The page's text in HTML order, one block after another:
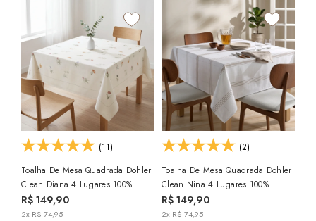
(11)
Toalha De Mesa Quadrada Dohler
Clean Diana 4 Lugares 100%
Algodão 1,60m X 1,60m
R$ 149,90
2x R$ 74,95
(2)
Toalha De Mesa Quadrada Dohler
Clean Nina 4 Lugares 100%
Algodão 1,60m X 1,60m
R$ 149,90
2x R$ 74,95